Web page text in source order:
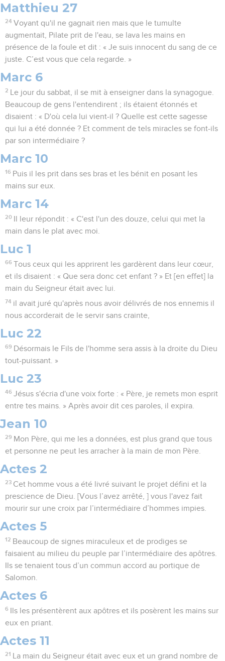
Matthieu 27
24 Voyant qu'il ne gagnait rien mais que le tumulte
augmentait, Pilate prit de l'eau, se lava les mains en
présence de la foule et dit : « Je suis innocent du sang de ce
juste. C’est vous que cela regarde. »
Marc 6
2
Le jour du sabbat, il se mit à enseigner dans la synagogue.
Beaucoup de gens l'entendirent ; ils étaient étonnés et
disaient : « D'où cela lui vient-il ? Quelle est cette sagesse
qui lui a été donnée ? Et comment de tels miracles se font-ils
par son intermédiaire ?
Marc 10
16 Puis il les prit dans ses bras et les bénit en posant les
mains sur eux.
Marc 14
20
Il leur répondit : « C'est l'un des douze, celui qui met la
main dans le plat avec moi.
Luc 1
66 Tous ceux qui les apprirent les gardèrent dans leur cœur,
et ils disaient : « Que sera donc cet enfant ? » Et [en effet] la
main du Seigneur était avec lui.
74 il avait juré qu'après nous avoir délivrés de nos ennemis il
nous accorderait de le servir sans crainte,
Luc 22
69 Désormais le Fils de l'homme sera assis à la droite du Dieu
tout-puissant. »
Luc 23
46 Jésus s'écria d'une voix forte : « Père, je remets mon esprit
entre tes mains. » Après avoir dit ces paroles, il expira.
Jean 10
29 Mon Père, qui me les a données, est plus grand que tous
et personne ne peut les arracher à la main de mon Père.
Actes 2
23 Cet homme vous a été livré suivant le projet défini et la
prescience de Dieu. [Vous l’avez arrêté, ] vous l'avez fait
mourir sur une croix par l’intermédiaire d’hommes impies.
Actes 5
12 Beaucoup de signes miraculeux et de prodiges se
faisaient au milieu du peuple par l’intermédiaire des apôtres.
Ils se tenaient tous d’un commun accord au portique de
Salomon.
Actes 6
6
Ils les présentèrent aux apôtres et ils posèrent les mains sur
eux en priant.
Actes 11
21
La main du Seigneur était avec eux et un grand nombre de